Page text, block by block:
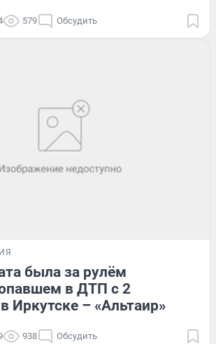
579 Обсудить
была за рулём
в ДТП с 2
Иркутске – «Альтаир»
938 Обсудить